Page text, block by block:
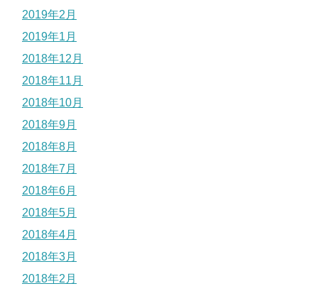
2019年2月
2019年1月
2018年12月
2018年11月
2018年10月
2018年9月
2018年8月
2018年7月
2018年6月
2018年5月
2018年4月
2018年3月
2018年2月